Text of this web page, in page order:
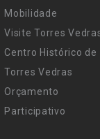
Mobilidade
Visite Torres
Centro Histórico de
Torres Vedras
Orçamento
Participativo